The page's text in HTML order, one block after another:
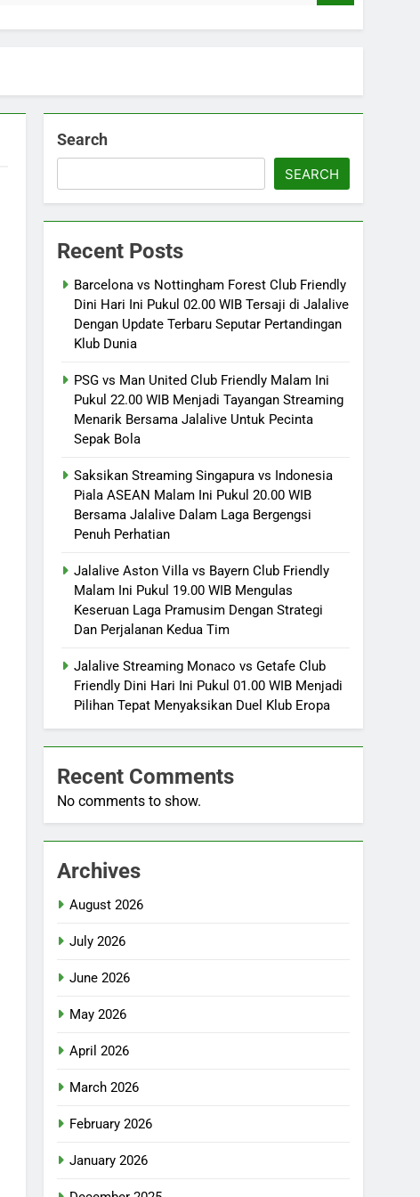
Search
SEARCH
Recent Posts
Barcelona vs Nottingham Forest Club Friendly
Dini Hari Ini Pukul 02.00 WIB Tersaji di Jalalive
Dengan Update Terbaru Seputar Pertandingan
Klub Dunia
PSG vs Man United Club Friendly Malam Ini
Pukul 22.00 WIB Menjadi Tayangan Streaming
Menarik Bersama Jalalive Untuk Pecinta
Sepak Bola
Saksikan Streaming Singapura vs Indonesia
Piala ASEAN Malam Ini Pukul 20.00 WIB
Bersama Jalalive Dalam Laga Bergengsi
Penuh Perhatian
Jalalive Aston Villa vs Bayern Club Friendly
Malam Ini Pukul 19.00 WIB Mengulas
Keseruan Laga Pramusim Dengan Strategi
Dan Perjalanan Kedua Tim
Jalalive Streaming Monaco vs Getafe Club
Friendly Dini Hari Ini Pukul 01.00 WIB Menjadi
Pilihan Tepat Menyaksikan Duel Klub Eropa
Recent Comments
No comments to show.
Archives
August 2026
July 2026
June 2026
May 2026
April 2026
March 2026
February 2026
January 2026